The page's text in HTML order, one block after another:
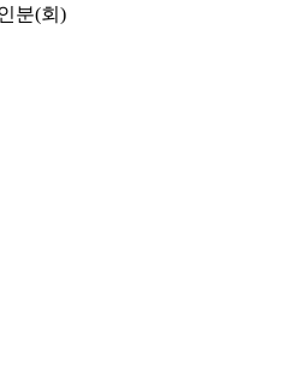
분(회)